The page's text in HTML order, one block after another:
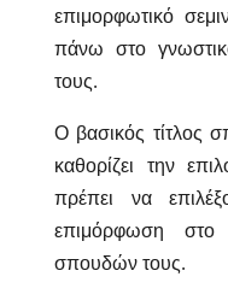
επιμορφωτικό
πάνω στο
τους.
Ο βασικός τίτλος
καθορίζει την
πρέπει να
επιμόρφωση στο
σπουδών τους.